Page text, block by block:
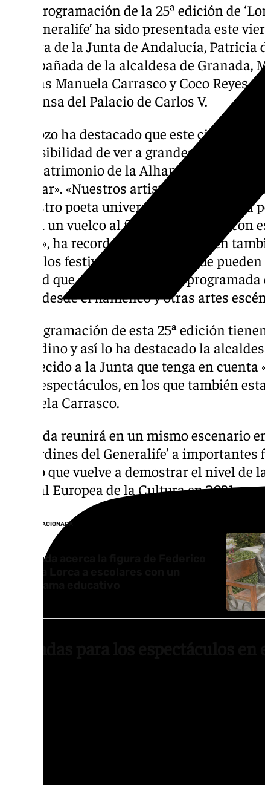
Esta programación de la 25ª edición de
del Generalife’ ha sido presentada este
Cultura de la Junta de Andalucía, Patricia
acompañada de la alcaldesa de Granada,
artistas Manuela Carrasco y Coco Reyes,
de prensa del Palacio de Carlos V.
Del Pozo ha destacado que este ciclo está
«la posibilidad de ver a grandes figuras
gran patrimonio de la Alhambra y eso
explicar». «Nuestros artistas llevan 25
a nuestro poeta universal, y es de justicia
dieron un vuelco al flamenco en 1922 con
Jondo», ha recordado Del Pozo, quien
pocos los festivales en España que
calidad que caracteriza a este
Lorca desde el flamenco y otras artes
La programación de esta 25ª edición
granadino y así lo ha destacado la
agradecido a la Junta que tenga en
estos espectáculos, en los que también
Manuela Carrasco.
Granada reunirá en un mismo escenario
los Jardines del Generalife’ a
evento que vuelve a demostrar el nivel
Capital Europea de la Cultura en 2031.
NOTICIA RELACIONADA
Granada acerca la figura de Federico
Entradas para los espectáculos
Las entradas para los tres espectáculos
venta este viernes en la página web
teléfono 662 862 145. En las taquillas del
comprar a partir del 15 de julio y en las